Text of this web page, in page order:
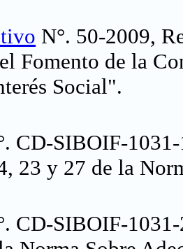
N°. 50-2009,
Fomento de la
Social".
CD-SIBOIF-
23 y 27 de la
CD-SIBOIF-